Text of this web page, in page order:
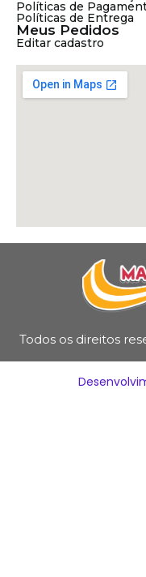
Políticas de
Políticas de Entrega
Meus Pedidos
Editar cadastro
Todos os direitos